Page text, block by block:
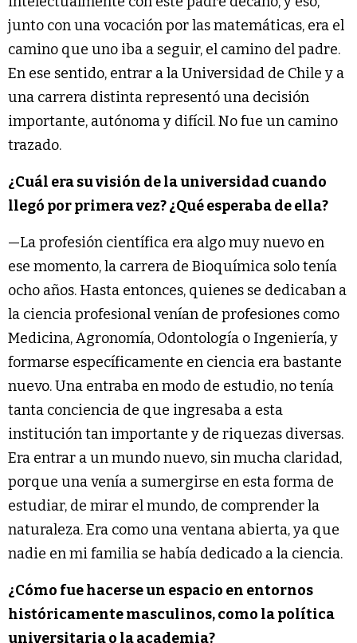
junto con una vocación por las matemáticas, era el
camino que uno iba a seguir, el camino del padre.
En ese sentido, entrar a la Universidad de Chile y a
una carrera distinta representó una decisión
importante, autónoma y difícil. No fue un camino
trazado.
¿Cuál era su visión de la universidad cuando
llegó por primera vez? ¿Qué esperaba de ella?
—La profesión científica era algo muy nuevo en
ese momento, la carrera de Bioquímica solo tenía
ocho años. Hasta entonces, quienes se dedicaban a
la ciencia profesional venían de profesiones como
Medicina, Agronomía, Odontología o Ingeniería, y
formarse específicamente en ciencia era bastante
nuevo. Una entraba en modo de estudio, no tenía
tanta conciencia de que ingresaba a esta
institución tan importante y de riquezas diversas.
Era entrar a un mundo nuevo, sin mucha claridad,
porque una venía a sumergirse en esta forma de
estudiar, de mirar el mundo, de comprender la
naturaleza. Era como una ventana abierta, ya que
nadie en mi familia se había dedicado a la ciencia.
¿Cómo fue hacerse un espacio en entornos
históricamente masculinos, como la política
universitaria o la academia?